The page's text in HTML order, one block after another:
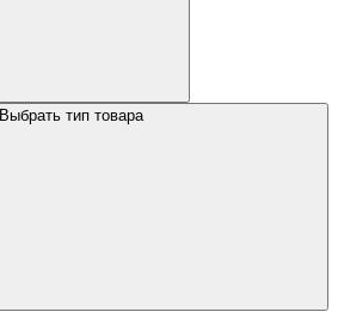
Выбрать тип товара